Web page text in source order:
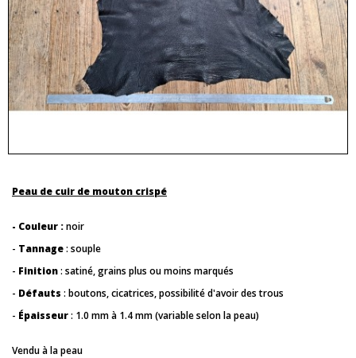
Peau de cuir de mouton crispé
- Couleur :noir
- Tannage: souple
- Finition: satiné, grains plus ou moins marqués
- Défauts : boutons, cicatrices, possibilité d'avoir des trous
- Épaisseur: 1.0 mm à 1.4 mm (variable selon la peau)
Vendu à la peau